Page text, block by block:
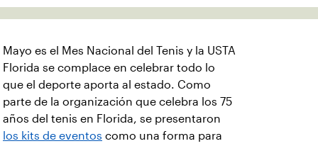
Mayo es el Mes Nacional del Tenis y la USTA
Florida se complace en celebrar todo lo
que el deporte aporta al estado. Como
parte de la organización que celebra los 75
años del tenis en Florida, se presentaron
los kits de eventos como una forma para